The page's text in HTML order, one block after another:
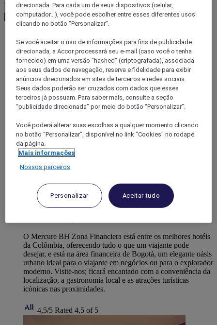
Confirmar minha moeda
World
South America
Colombia
Apartado
BOGOTÁ, Colômbia
O Mercure BH Zona Financiera está entre os melhores hotéis
da Colômbia, oferecendo tudo o que um viajante pode
desejar, e está na área financeira de Bogotá, um elegante oásis
urbano ideal para o viajante em negócios ou para o explorador
moderno. Visite-nos; ficará encantado com a conveniência da
localização, a gastronomia local e as atrações turísticas
icónicas nas proximidades.
4,5/5 Rated 4,5 of 5
direcionada. Para cada um de seus dispositivos (celular,
computador...), você pode escolher entre esses diferentes usos
clicando no botão “Personalizar”.
Se você aceitar o uso de informações para fins de publicidade
direcionada, a Accor processará seu e-mail (caso você o tenha
fornecido) em uma versão “hashed” (criptografada), associada
aos seus dados de navegação, reserva e fidelidade para exibir
anúncios direcionados em sites de terceiros e redes sociais.
Seus dados poderão ser cruzados com dados que esses
terceiros já possuam. Para saber mais, consulte a seção
“publicidade direcionada” por meio do botão “Personalizar”.
Você poderá alterar suas escolhas a qualquer momento clicando
no botão “Personalizar”, disponível no link "Cookies" no rodapé
da página.
Mais informações
Nossos parceiros
Personalizar Aceitar tudo